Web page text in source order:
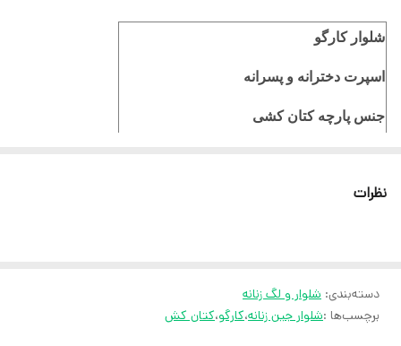
شلوار کارگو
اسپرت دخترانه و پسرانه
جنس پارچه کتان کشی
کمر فول کش
نظرات
دسته‌بندی: شلوار و لگ زنانه
برچسب‌ها :شلوار جین زنانه،کارگو،کتان کش